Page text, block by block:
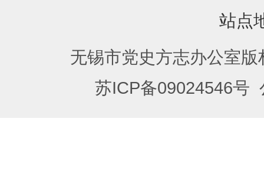
站点
无锡市党史方志办公室
苏ICP备09024546号